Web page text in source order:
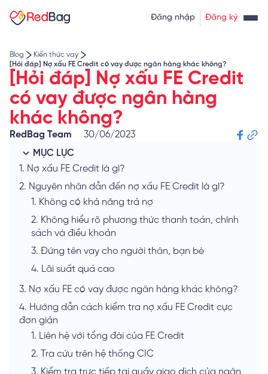
Đăng nhập Đăng ký
Tính lãi vay
Về chúng tôi
Blog
Kiến thức vay
[Hỏi đáp] Nợ xấu FE Credit có vay được ngân hàng khác không?
[Hỏi đáp] Nợ xấu FE Credit
có vay được ngân hàng
khác không?
RedBag Team
30/06/2023
MỤC LỤC
1. Nợ xấu FE Credit là gì?
2. Nguyên nhân dẫn đến nợ xấu FE Credit là gì?
1. Không có khả năng trả nợ
2. Không hiểu rõ phương thức thanh toán, chính
sách và điều khoản
3. Đứng tên vay cho người thân, bạn bè
4. Lãi suất quá cao
3. Nợ xấu FE có vay được ngân hàng khác không?
4. Hướng dẫn cách kiểm tra nợ xấu FE Credit cực
đơn giản
1. Liên hệ với tổng đài của FE Credit
2.
Tra cứu trên hệ thống CIC
3. Kiểm tra trực tiếp tại quầy giao dịch của ngân